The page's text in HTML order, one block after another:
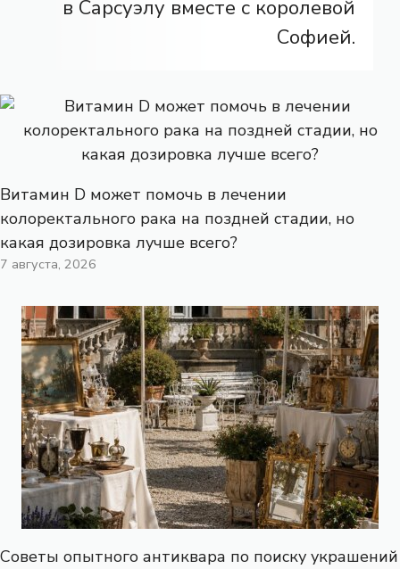
в Сарсуэлу вместе с королевой
Софией.
Витамин D может помочь в лечении
колоректального рака на поздней стадии, но
какая дозировка лучше всего?
7 августа, 2026
Советы опытного антиквара по поиску украшений